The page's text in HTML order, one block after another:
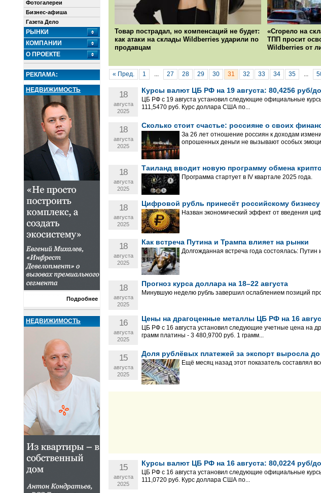
Фотогалереи
Бизнес-афиша
Газета Дело
РЫНКИ
КОМПАНИИ
О ПРОЕКТЕ
РЕКЛАМА:
НЕДВИЖИМОСТЬ
Подробнее
НЕДВИЖИМОСТЬ
Товар пострадал, но компенсаций не будет:
как атаки на склады Wildberries ударили по
продавцам
«Сгорело на
ТПП просит
Wildberries от
« Пред. 1 ... 27 28 29 30 31 32 33 34 35 ...
18
августа
2025
Курсы валют ЦБ РФ на 19 августа: 80,4256 руб/
ЦБ РФ с 19 августа установил следующие официальные
111,5470 руб. Курс доллара США по...
18
августа
2025
Сколько стоит счастье: россияне о своих
За 26 лет отношение россиян к доходам
опрошенных деньги не вызывают особых
18
августа
2025
Таиланд вводит новую программу обмена
Программа стартует в IV квартале 2025 года.
18
августа
2025
Цифровой рубль принесёт российскому
Назван экономический эффект от введения
18
августа
2025
Как встреча Путина и Трампа влияет на рынки
Долгожданная встреча года состоялась:
18
августа
2025
Прогноз курса доллара на 18–22 августа
Минувшую неделю рубль завершил ослаблением позиций
16
августа
2025
Цены на драгоценные металлы ЦБ РФ на 16
ЦБ РФ с 16 августа установил следующие учетные цена на
грамм платины - 3 480,9700 руб. 1 грамм...
15
августа
2025
Доля рублёвых платежей за экспорт выросла
Ещё месяц назад этот показатель составлял
15
августа
2025
Курсы валют ЦБ РФ на 16 августа: 80,0224 руб/
ЦБ РФ с 16 августа установил следующие официальные
111,0720 руб. Курс доллара США по...